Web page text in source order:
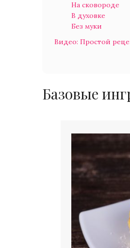
На сковороде
В духовке
Без муки
Видео: Простой
Базовые